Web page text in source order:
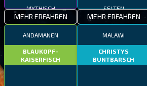
MEHR ERFAHREN MEHR ERFAHREN
ANDAMANEN
BLAUKOPF-
KAISERFISCH
MALAWI
CHRISTYS
BUNTBARSCH